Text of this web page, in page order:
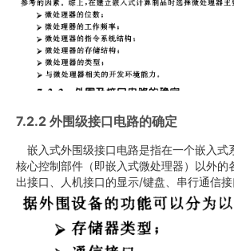
7.2.2 外围级接口电路的确定
嵌入式外围级接口电路是指在一个嵌入式
核心控制部件（即嵌入式微处理器）以外的
出接口、人机接口的显示/键盘、串行通信接